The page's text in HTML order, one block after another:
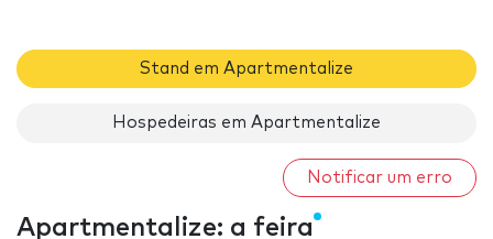
Stand em Apartmentalize
Hospedeiras em Apartmentalize
Notificar um erro
Apartmentalize: a feira